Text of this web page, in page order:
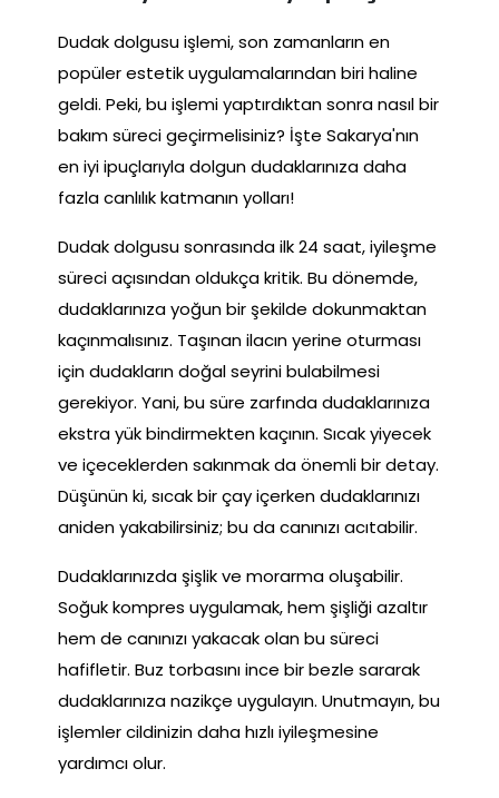
Dudak dolgusu işlemi, son zamanların en
popüler estetik uygulamalarından biri haline
geldi. Peki, bu işlemi yaptırdıktan sonra nasıl bir
bakım süreci geçirmelisiniz? İşte Sakarya'nın
en iyi ipuçlarıyla dolgun dudaklarınıza daha
fazla canlılık katmanın yolları!
Dudak dolgusu sonrasında ilk 24 saat, iyileşme
süreci açısından oldukça kritik. Bu dönemde,
dudaklarınıza yoğun bir şekilde dokunmaktan
kaçınmalısınız. Taşınan ilacın yerine oturması
için dudakların doğal seyrini bulabilmesi
gerekiyor. Yani, bu süre zarfında dudaklarınıza
ekstra yük bindirmekten kaçının. Sıcak yiyecek
ve içeceklerden sakınmak da önemli bir detay.
Düşünün ki, sıcak bir çay içerken dudaklarınızı
aniden yakabilirsiniz; bu da canınızı acıtabilir.
Dudaklarınızda şişlik ve morarma oluşabilir.
Soğuk kompres uygulamak, hem şişliği azaltır
hem de canınızı yakacak olan bu süreci
hafifletir. Buz torbasını ince bir bezle sararak
dudaklarınıza nazikçe uygulayın. Unutmayın, bu
işlemler cildinizin daha hızlı iyileşmesine
yardımcı olur.